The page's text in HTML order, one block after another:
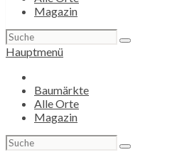
Magazin
Suchen
nach:
Hauptmenü
Baumärkte
Alle Orte
Magazin
Suchen
nach: